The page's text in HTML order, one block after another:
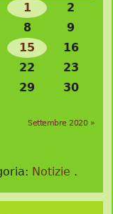
1
2
8
9
15
16
22
23
29
30
Settembre 2020 »
Notizie .